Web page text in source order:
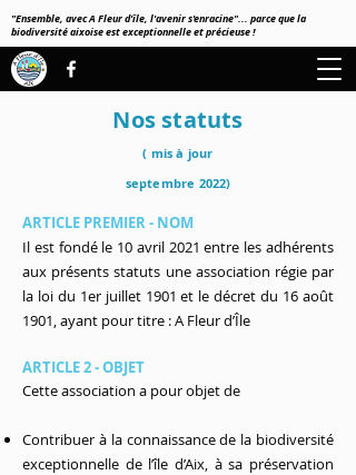
"Ensemble, avec A Fleur d'île, l'avenir s'enracine"... parce que la
biodiversité aixoise est exceptionnelle et précieuse !
Nos statuts
( mis à jour
septembre 2022)
ARTICLE PREMIER - NOM
Il est fondé le 10 avril 2021 entre les adhérents
aux présents statuts une association régie par
la loi du 1er juillet 1901 et le décret du 16 août
1901, ayant pour titre : A Fleur d’Île
ARTICLE 2 - OBJET
Cette association a pour objet de
Contribuer à la connaissance de la biodiversité
exceptionnelle de l’île d’Aix, à sa préservation